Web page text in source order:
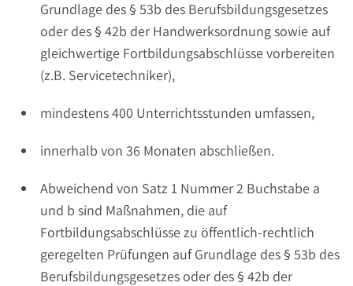
Grundlage des § 53b des Berufsbildungsgesetzes
oder des § 42b der Handwerksordnung sowie auf
gleichwertige Fortbildungsabschlüsse vorbereiten
(z.B. Servicetechniker),
mindestens 400 Unterrichtsstunden umfassen,
innerhalb von 36 Monaten abschließen.
Abweichend von Satz 1 Nummer 2 Buchstabe a
und b sind Maßnahmen, die auf
Fortbildungsabschlüsse zu öffentlich-rechtlich
geregelten Prüfungen auf Grundlage des § 53b des
Berufsbildungsgesetzes oder des § 42b der